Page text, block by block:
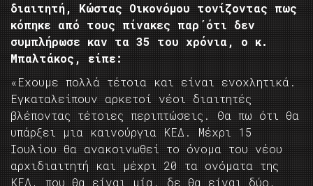
διαιτητή, Κώστας Οικονόμου τονίζοντας πως
κόπηκε από τους πίνακες παρ΄ότι δεν
συμπλήρωσε καν τα 35 του χρόνια, ο κ.
Μπαλτάκος, είπε:
«Εχουμε πολλά τέτοια και είναι ενοχλητικά.
Εγκαταλείπουν αρκετοί νέοι διαιτητές
βλέποντας τέτοιες περιπτώσεις. Θα πω ότι θα
υπάρξει μια καινούργια ΚΕΔ. Μέχρι 15
Ιουλίου θα ανακοινωθεί το όνομα του νέου
αρχιδιαιτητή και μέχρι 20 τα ονόματα της
ΚΕΔ, που θα είναι μία, δε θα είναι δύο,